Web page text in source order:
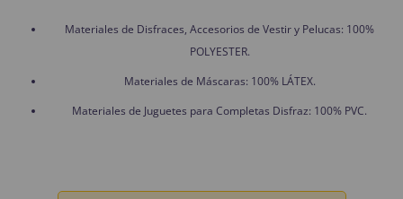
Materiales de Disfraces, Accesorios de Vestir y Pelucas: 100%
POLYESTER.
Materiales de Máscaras: 100% LÁTEX.
Materiales de Juguetes para Completas Disfraz: 100% PVC.